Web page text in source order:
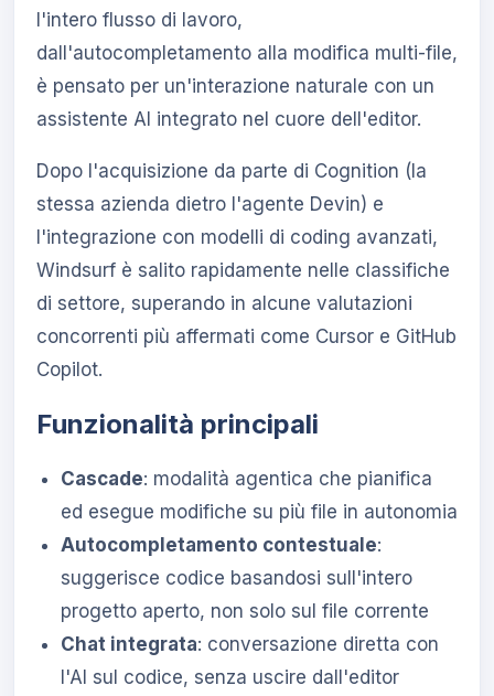
l'intero flusso di lavoro,
dall'autocompletamento alla modifica multi-file,
è pensato per un'interazione naturale con un
assistente AI integrato nel cuore dell'editor.
Dopo l'acquisizione da parte di Cognition (la
stessa azienda dietro l'agente Devin) e
l'integrazione con modelli di coding avanzati,
Windsurf è salito rapidamente nelle classifiche
di settore, superando in alcune valutazioni
concorrenti più affermati come Cursor e GitHub
Copilot.
Funzionalità principali
Cascade: modalità agentica che pianifica
ed esegue modifiche su più file in autonomia
Autocompletamento contestuale:
suggerisce codice basandosi sull'intero
progetto aperto, non solo sul file corrente
Chat integrata: conversazione diretta con
l'AI sul codice, senza uscire dall'editor